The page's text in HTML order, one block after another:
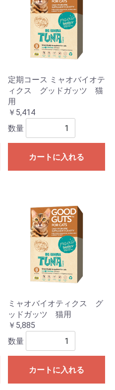
定期コース ミャオバイオテ
ィクス グッドガッツ 猫
用
￥5,414
数量
カートに入れる
ミャオバイオティクス グ
ッドガッツ 猫用
￥5,885
数量
カートに入れる